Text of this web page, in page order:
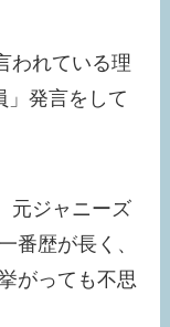
われている理
」発言をして
元ジャニーズ
番歴が長く、
がっても不思